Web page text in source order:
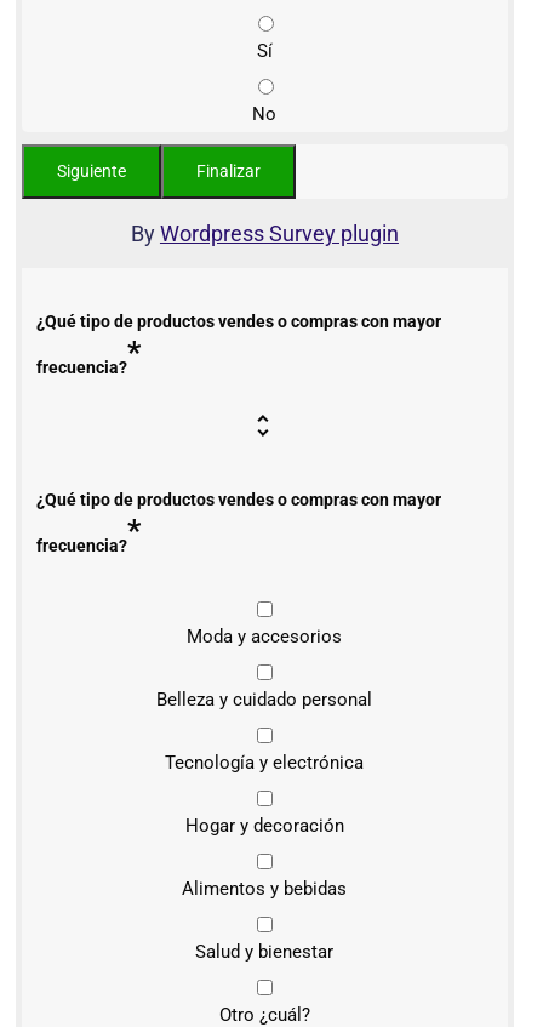
Sí
No
ByWordpress Survey plugin
¿Qué tipo de productos vendes o compras con mayor
frecuencia?*
¿Qué tipo de productos vendes o compras con mayor
frecuencia?*
Moda y accesorios
Belleza y cuidado personal
Tecnología y electrónica
Hogar y decoración
Alimentos y bebidas
Salud y bienestar
Otro ¿cuál?